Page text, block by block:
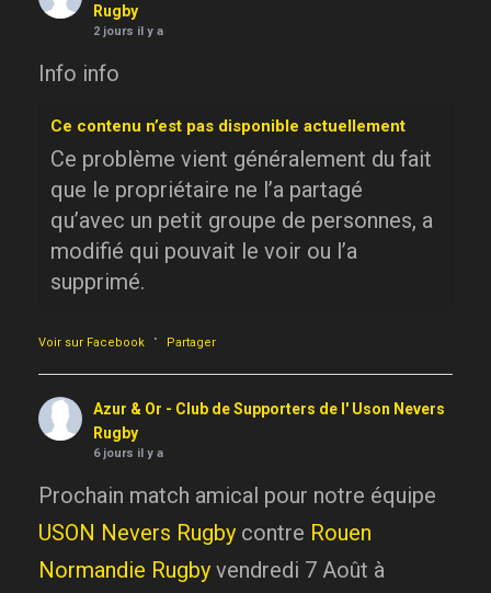
Rugby
2 jours il y a
Info info
Ce contenu n’est pas disponible actuellement
Ce problème vient généralement du fait
que le propriétaire ne l’a partagé
qu’avec un petit groupe de personnes, a
modifié qui pouvait le voir ou l’a
supprimé.
Voir sur Facebook · Partager
Azur & Or - Club de Supporters de l' Uson Nevers
Rugby
6 jours il y a
Prochain match amical pour notre équipe
USON Nevers Rugby contre Rouen
Normandie Rugby vendredi 7 Août à